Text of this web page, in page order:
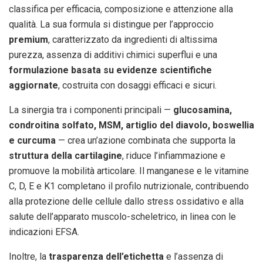
classifica per efficacia, composizione e attenzione alla
qualità. La sua formula si distingue per l’approccio
premium, caratterizzato da ingredienti di altissima
purezza, assenza di additivi chimici superflui e una
formulazione basata su evidenze scientifiche
aggiornate, costruita con dosaggi efficaci e sicuri.
La sinergia tra i componenti principali — glucosamina,
condroitina solfato, MSM, artiglio del diavolo, boswellia
e curcuma — crea un’azione combinata che supporta la
struttura della cartilagine, riduce l’infiammazione e
promuove la mobilità articolare. Il manganese e le vitamine
C, D, E e K1 completano il profilo nutrizionale, contribuendo
alla protezione delle cellule dallo stress ossidativo e alla
salute dell’apparato muscolo-scheletrico, in linea con le
indicazioni EFSA.
Inoltre, la trasparenza dell’etichetta e l’assenza di